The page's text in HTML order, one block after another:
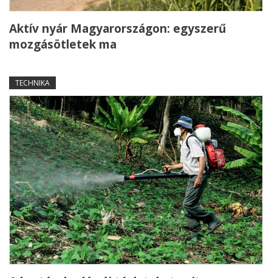
Aktív nyár Magyarországon: egyszerű
mozgásötletek ma
TECHNIKA